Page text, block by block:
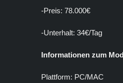
-Preis: 78.000€
-Unterhalt: 34€/Tag
Informationen zum
Plattform: PC/MAC